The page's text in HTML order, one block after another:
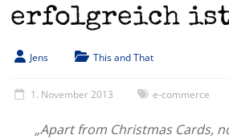
erfolgreich
Jens This and That
1. November 2013 e-commerce
„Apart from Christmas Cards,